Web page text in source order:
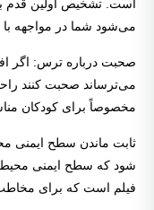
است. تشخیص اولین قدم
می‌شود شما در مواجهه
صحبت درباره ترس: اگر
می‌ترساند صحبت کنند
مخصوصاً برای کودکان
ثابت ماندن سطح ایمنی
شود که سطح ایمنی محیط
فیلم است که برای